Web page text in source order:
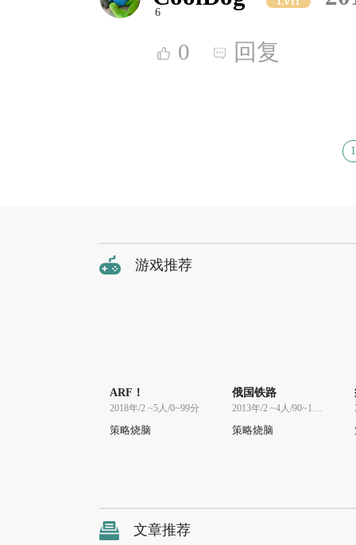
6
0 回复
1
游戏推荐
ARF！
2018年/2 ~5人/0~99分
策略烧脑
俄国铁路
2013年/2 ~4人/90~120分
策略烧脑
文章推荐